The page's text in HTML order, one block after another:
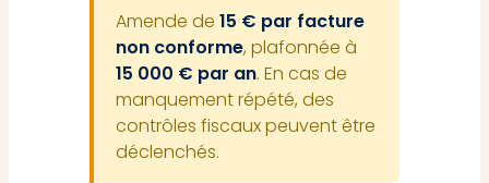
Amende de 15 € par facture
non conforme, plafonnée à
15 000 € par an. En cas de
manquement répété, des
contrôles fiscaux peuvent être
déclenchés.